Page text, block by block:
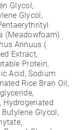
Glycol,
Glycol,
(Meadowfoam)
Annuus (
Extract,
Protein,
Acid, Sodium
Rice Bran Oil,
Hydrogenated
Glycol,